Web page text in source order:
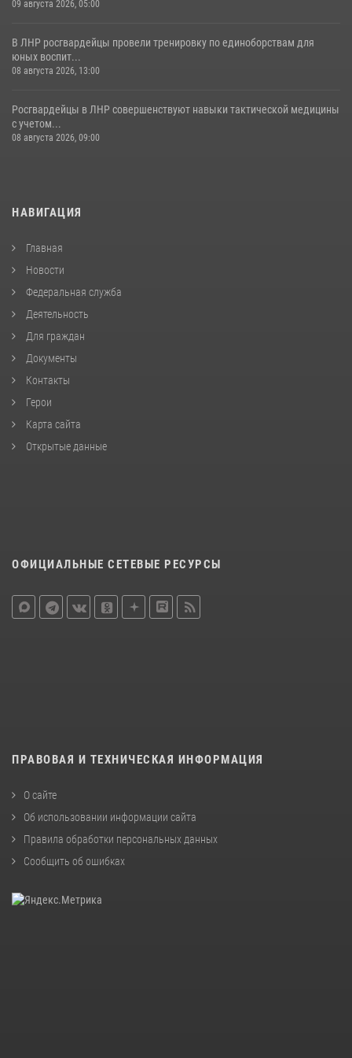
09 августа 2026, 05:00
В ЛНР росгвардейцы провели тренировку по единоборствам для
юных воспит...
08 августа 2026, 13:00
Росгвардейцы в ЛНР совершенствуют навыки тактической медицины
с учетом...
08 августа 2026, 09:00
НАВИГАЦИЯ
Главная
Новости
Федеральная служба
Деятельность
Для граждан
Документы
Контакты
Герои
Карта сайта
Открытые данные
ОФИЦИАЛЬНЫЕ СЕТЕВЫЕ РЕСУРСЫ
ПРАВОВАЯ И ТЕХНИЧЕСКАЯ ИНФОРМАЦИЯ
О сайте
Об использовании информации сайта
Правила обработки персональных данных
Сообщить об ошибках